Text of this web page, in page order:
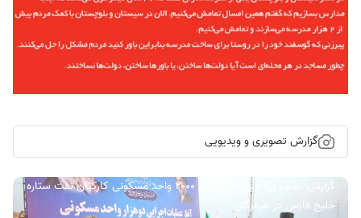
گزارش تصویری و ویدیویی
گزارش تصویری/ آیین کلنگ زنی ۲۰۰۰ واحد مسکونی کارکنان نفت ستاره
خلیج فارس در هرمزگان